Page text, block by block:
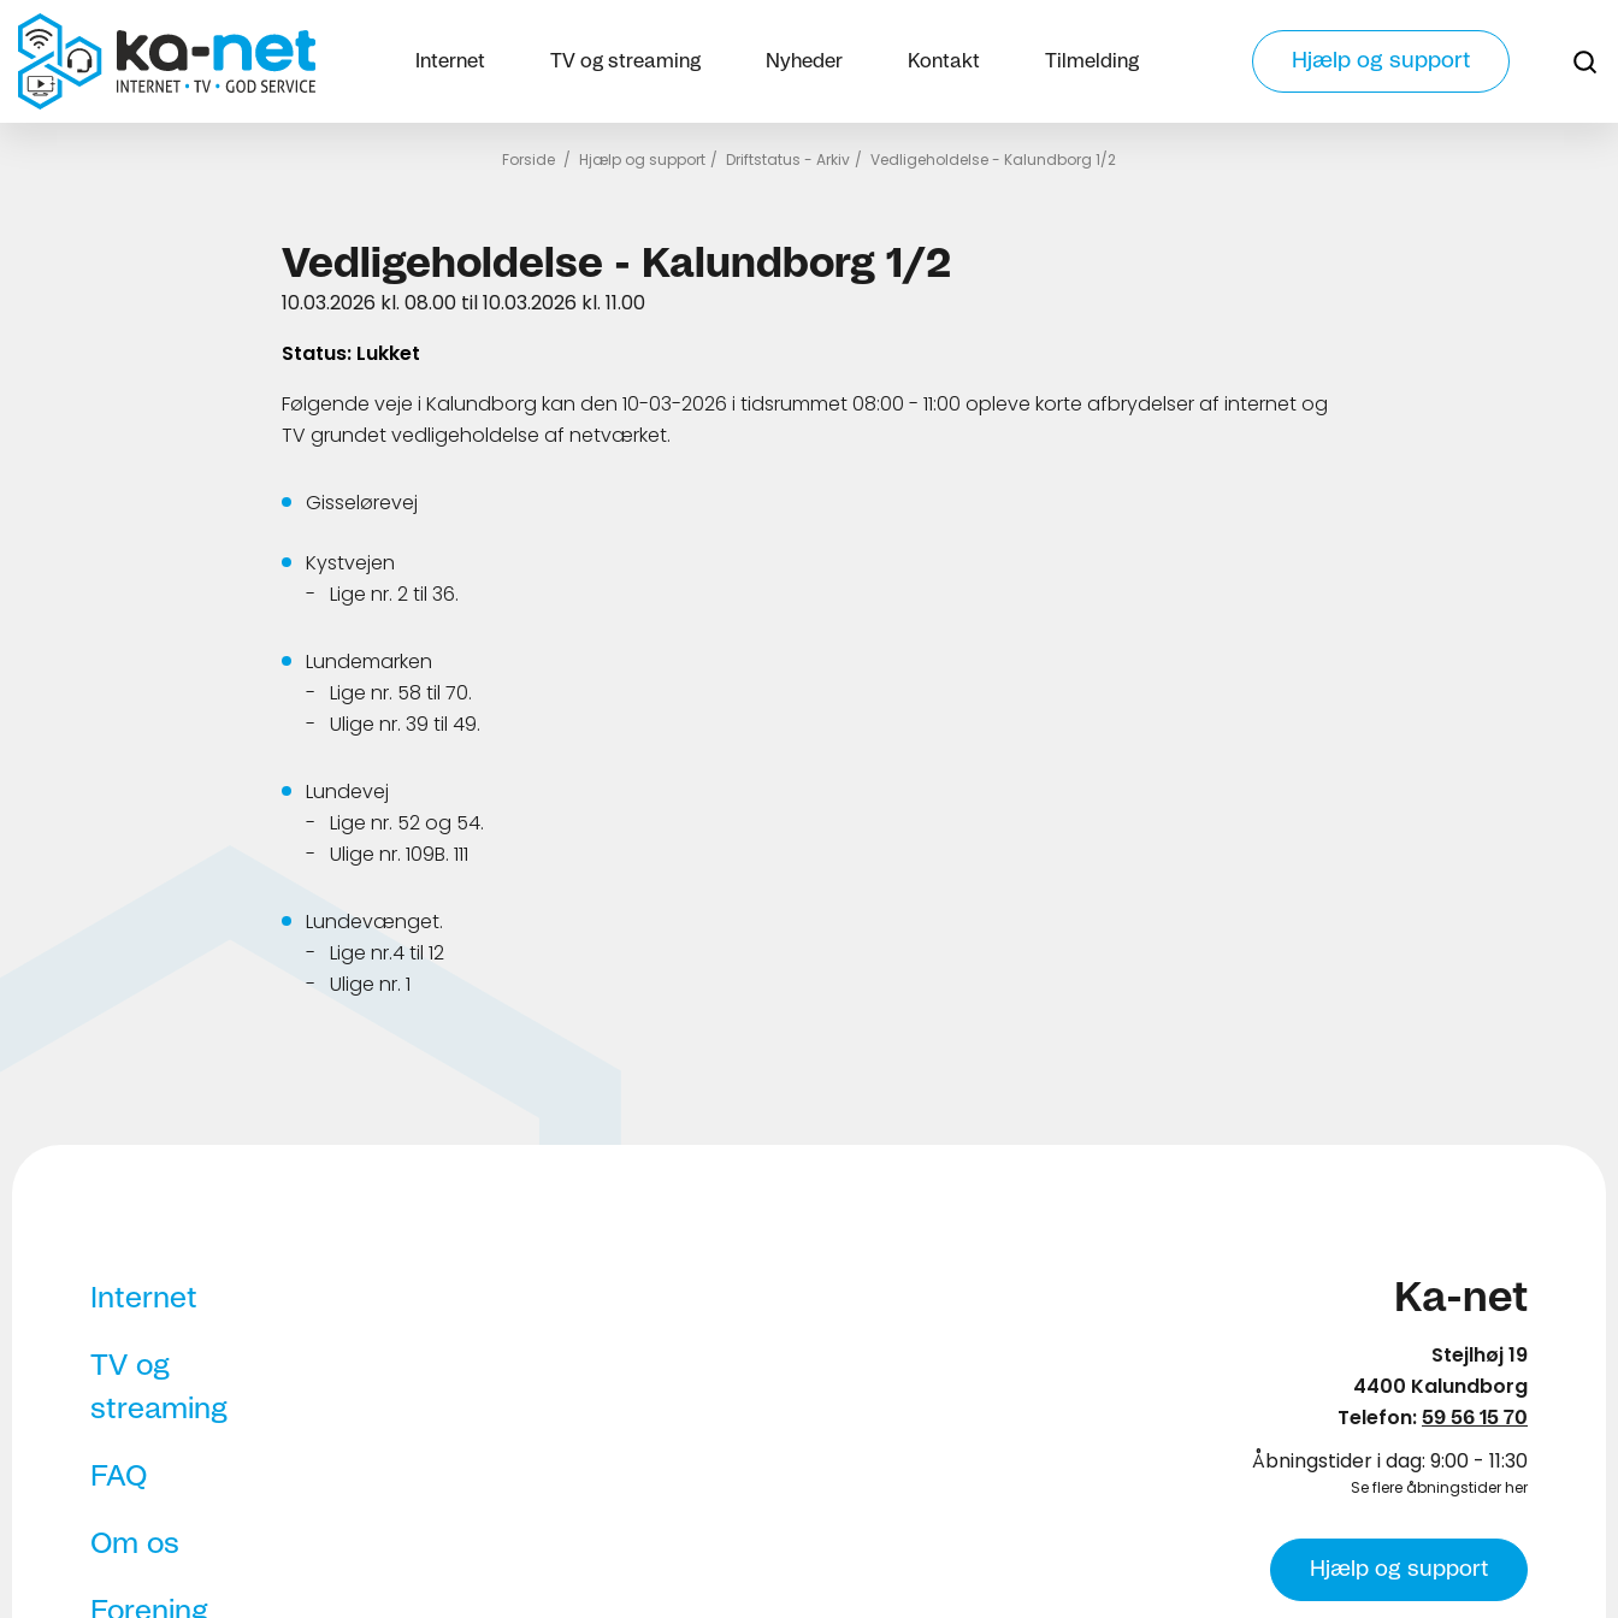
Internet TV og streaming Nyheder Kontakt Tilmelding Hjælp og support
Forside / Hjælp og support / Driftstatus - Arkiv / Vedligeholdelse - Kalundborg 1/2
Vedligeholdelse - Kalundborg 1/2
10.03.2026 kl. 08.00 til 10.03.2026 kl. 11.00
Status: Lukket
Følgende veje i Kalundborg kan den 10-03-2026 i tidsrummet 08:00 - 11:00 opleve korte afbrydelser af internet og
TV grundet vedligeholdelse af netværket.
Gisselørevej
Kystvejen
Lige nr. 2 til 36.
Lundemarken
Lige nr. 58 til 70.
Ulige nr. 39 til 49.
Lundevej
Lige nr. 52 og 54.
Ulige nr. 109B. 111
Lundevænget.
Lige nr.4 til 12
Ulige nr. 1
Internet
TV og
streaming
FAQ
Om os
Forening
Ka-net
Stejlhøj 19
4400 Kalundborg
Telefon: 59 56 15 70
Åbningstider i dag: 9:00 - 11:30
Se flere åbningstider her
Hjælp og support